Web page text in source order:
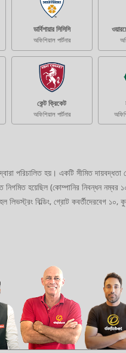
ডার্বিশায়ার সিসিসি
অফিশিয়াল পার্টনার
কেন্ট ক্রিকেট
অফিশিয়াল পার্টনার
পরিচালিত হয়। একটি সীমিত দায়বদ্ধতা
হয়েছিল (কোম্পানির নিবন্ধন নম্বর
লিভস্ট্রং বিল্ডিং, গ্রোট কবর্তীদেরবেগ ১০,